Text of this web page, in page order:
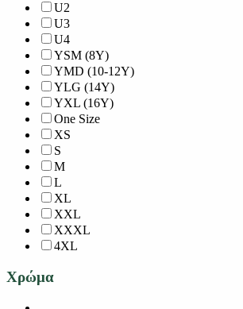
U2
U3
U4
YSM (8Y)
YMD (10-12Y)
YLG (14Y)
YXL (16Y)
One Size
XS
S
M
L
XL
XXL
XXXL
4XL
Χρώμα